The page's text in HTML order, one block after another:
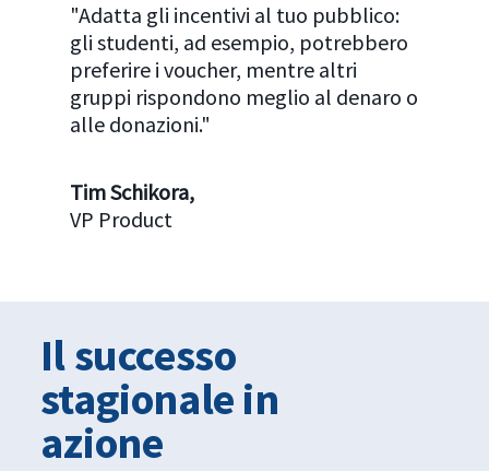
"Adatta gli incentivi al tuo pubblico:
gli studenti, ad esempio, potrebbero
preferire i voucher, mentre altri
gruppi rispondono meglio al denaro o
alle donazioni."
Tim Schikora,
VP Product
Il successo
stagionale in
azione